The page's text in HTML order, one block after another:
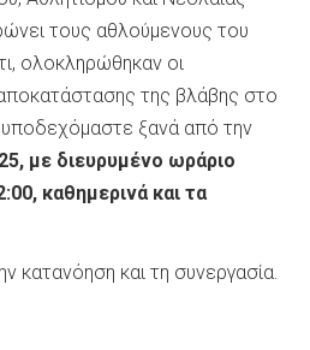
τους αθλούμενους του
ολοκληρώθηκαν οι
της βλάβης στο
υποδεχόμαστε ξανά από την
με διευρυμένο ωράριο
καθημερινά και τα
κατανόηση και τη συνεργασία.